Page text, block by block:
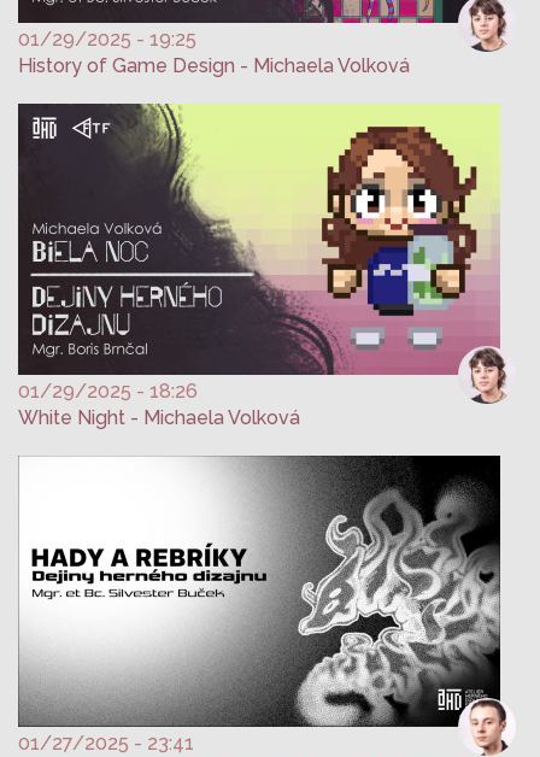
01/29/2025 - 19:25
History of Game Design - Michaela Volková
01/29/2025 - 18:26
White Night - Michaela Volková
01/27/2025 - 23:41